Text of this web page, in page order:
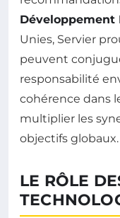
Développement
Unies, Servier
peuvent
responsabilité
cohérence dans
multiplier les
objectifs globaux.
LE RÔLE